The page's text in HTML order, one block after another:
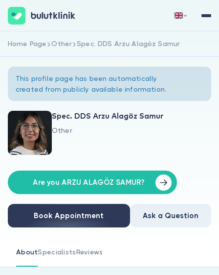
About Us
For Doctors
Are you a doctor?
Sign Up Now Sign In
Home Page Other Spec. DDS Arzu Alagöz Samur
This profile page has been automatically
created from publicly available information.
Spec. DDS Arzu Alagöz Samur
Other
Are you ARZU ALAGÖZ SAMUR?
Book Appointment Ask a Question
AboutSpecialistsReviews